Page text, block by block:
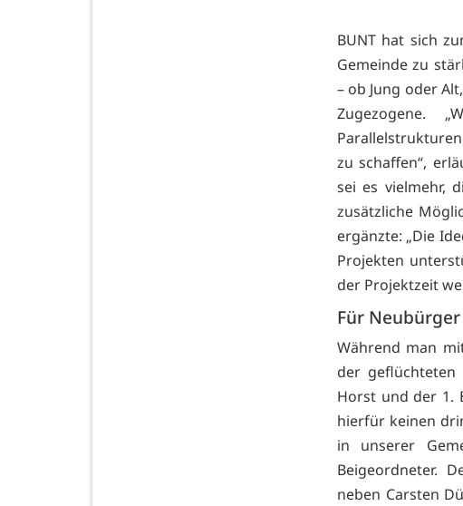
BUNT hat sich
Gemeinde zu
– ob Jung oder
Zugezogene.
zu schaffen“,
sei es vielmehr,
zusätzliche
ergänzte: „Die
Projekten
der Projektzeit
Für
Während man
der geflüchteten
Horst und der 1.
hierfür keinen
in unserer
Beigeordneter.
neben Carsten